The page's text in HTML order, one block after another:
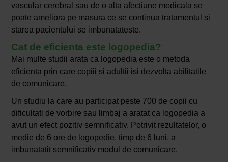
vascular cerebral sau de o alta afectiune medicala se
poate ameliora pe masura ce se continua tratamentul si
starea pacientului se imbunatateste.
Cat de eficienta este logopedia?
Mai multe studii arata ca logopedia este o metoda
eficienta prin care copiii si adultii isi dezvolta abilitatile
de comunicare.
Un studiu la care au participat peste 700 de copii cu
dificultati de vorbire sau limbaj a aratat ca logopedia a
avut un efect pozitiv semnificativ. Potrivit rezultatelor, o
medie de 6 ore de logopedie, timp de 6 luni, a
imbunatatit semnificativ modul de comunicare.